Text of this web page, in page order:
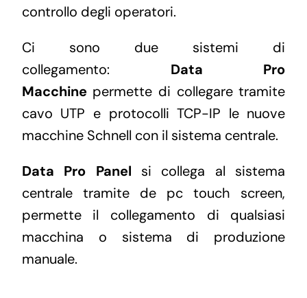
controllo degli operatori.
Ci sono due sistemi di
collegamento: Data Pro
Macchinepermette di collegare tramite
cavo UTP e protocolli TCP-IP le nuove
macchine Schnell con il sistema centrale.
Data Pro Panel si collega al sistema
centrale tramite de pc touch screen,
permette il collegamento di qualsiasi
macchina o sistema di produzione
manuale.